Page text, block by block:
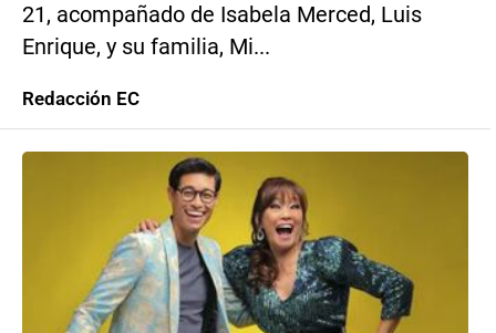
21, acompañado de Isabela Merced, Luis
Enrique, y su familia, Mi...
Redacción EC